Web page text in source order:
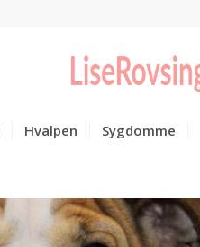
Hvalpen Sygdomme